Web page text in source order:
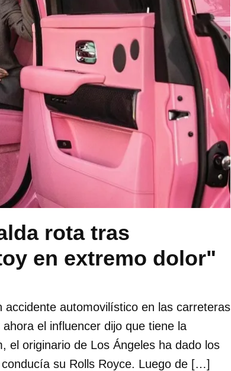
rota tras
en extremo dolor"
automovilístico en las carreteras
el influencer dijo que tiene la
el originario de Los Ángeles ha dado los
su Rolls Royce. Luego de […]